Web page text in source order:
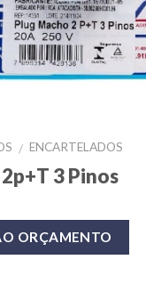
/ ENCARTELADOS
3 Pinos
ORÇAMENTO